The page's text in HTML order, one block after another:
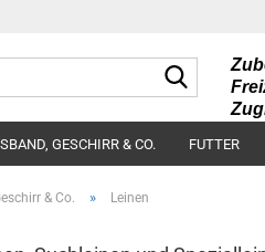
Suche...
GESCHIRR & CO. FUTTER
& Co. » Leinen